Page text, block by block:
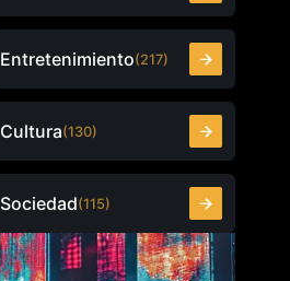
Entretenimiento(217)
Cultura(130)
Sociedad(115)